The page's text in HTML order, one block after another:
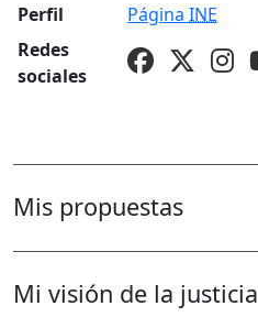
Perfil
Página INE
Redes
sociales
Mis propuestas
Mi visión de la justicia